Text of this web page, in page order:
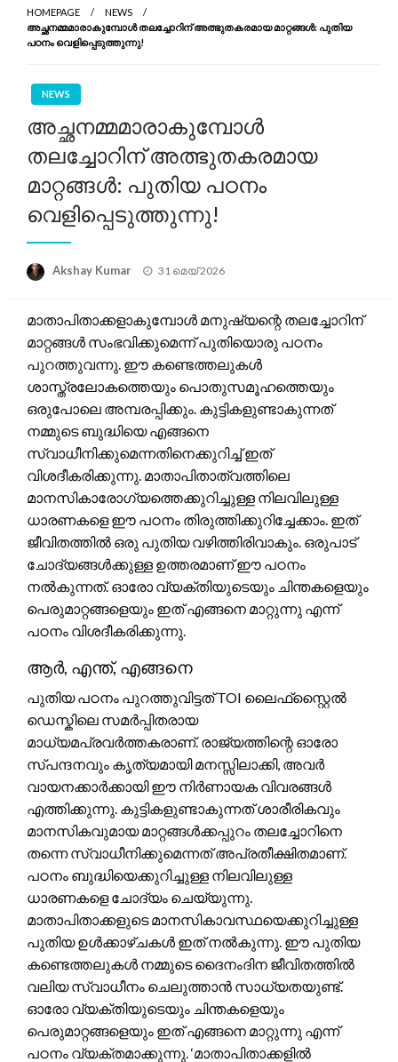
HOMEPAGE
NEWS
അച്ഛനമ്മമാരാകുമ്പോൾ തലച്ചോറിന് അത്ഭുതകരമായ മാറ്റങ്ങൾ: പുതിയ
പഠനം വെളിപ്പെടുത്തുന്നു!
NEWS
അച്ഛനമ്മമാരാകുമ്പോൾ
തലച്ചോറിന് അത്ഭുതകരമായ
മാറ്റങ്ങൾ: പുതിയ പഠനം
വെളിപ്പെടുത്തുന്നു!
Akshay Kumar
Posted
31 മെയ്‌ 2026
മാതാപിതാക്കളാകുമ്പോൾ മനുഷ്യന്റെ തലച്ചോറിന്
മാറ്റങ്ങൾ സംഭവിക്കുമെന്ന് പുതിയൊരു പഠനം
പുറത്തുവന്നു. ഈ കണ്ടെത്തലുകൾ
ശാസ്ത്രലോകത്തെയും പൊതുസമൂഹത്തെയും
ഒരുപോലെ അമ്പരപ്പിക്കും. കുട്ടികളുണ്ടാകുന്നത്
നമ്മുടെ ബുദ്ധിയെ എങ്ങനെ
സ്വാധീനിക്കുമെന്നതിനെക്കുറിച്ച് ഇത്
വിശദീകരിക്കുന്നു. മാതാപിതാത്വത്തിലെ
മാനസികാരോഗ്യത്തെക്കുറിച്ചുള്ള നിലവിലുള്ള
ധാരണകളെ ഈ പഠനം തിരുത്തിക്കുറിച്ചേക്കാം. ഇത്
ജീവിതത്തിൽ ഒരു പുതിയ വഴിത്തിരിവാകും. ഒരുപാട്
ചോദ്യങ്ങൾക്കുള്ള ഉത്തരമാണ് ഈ പഠനം
നൽകുന്നത്. ഓരോ വ്യക്തിയുടെയും ചിന്തകളെയും
പെരുമാറ്റങ്ങളെയും ഇത് എങ്ങനെ മാറ്റുന്നു എന്ന്
പഠനം വിശദീകരിക്കുന്നു.
ആർ, എന്ത്, എങ്ങനെ
പുതിയ പഠനം പുറത്തുവിട്ടത് TOI ലൈഫ്‌സ്റ്റൈൽ
ഡെസ്കിലെ സമർപ്പിതരായ
മാധ്യമപ്രവർത്തകരാണ്. രാജ്യത്തിന്റെ ഓരോ
സ്പന്ദനവും കൃത്യമായി മനസ്സിലാക്കി, അവർ
വായനക്കാർക്കായി ഈ നിർണായക വിവരങ്ങൾ
എത്തിക്കുന്നു. കുട്ടികളുണ്ടാകുന്നത് ശാരീരികവും
മാനസികവുമായ മാറ്റങ്ങൾക്കപ്പുറം തലച്ചോറിനെ
തന്നെ സ്വാധീനിക്കുമെന്നത് അപ്രതീക്ഷിതമാണ്.
പഠനം ബുദ്ധിയെക്കുറിച്ചുള്ള നിലവിലുള്ള
ധാരണകളെ ചോദ്യം ചെയ്യുന്നു.
മാതാപിതാക്കളുടെ മാനസികാവസ്ഥയെക്കുറിച്ചുള്ള
പുതിയ ഉൾക്കാഴ്ചകൾ ഇത് നൽകുന്നു. ഈ പുതിയ
കണ്ടെത്തലുകൾ നമ്മുടെ ദൈനംദിന ജീവിതത്തിൽ
വലിയ സ്വാധീനം ചെലുത്താൻ സാധ്യതയുണ്ട്.
ഓരോ വ്യക്തിയുടെയും ചിന്തകളെയും
പെരുമാറ്റങ്ങളെയും ഇത് എങ്ങനെ മാറ്റുന്നു എന്ന്
പഠനം വ്യക്തമാക്കുന്നു. ‘മാതാപിതാക്കളിൽ